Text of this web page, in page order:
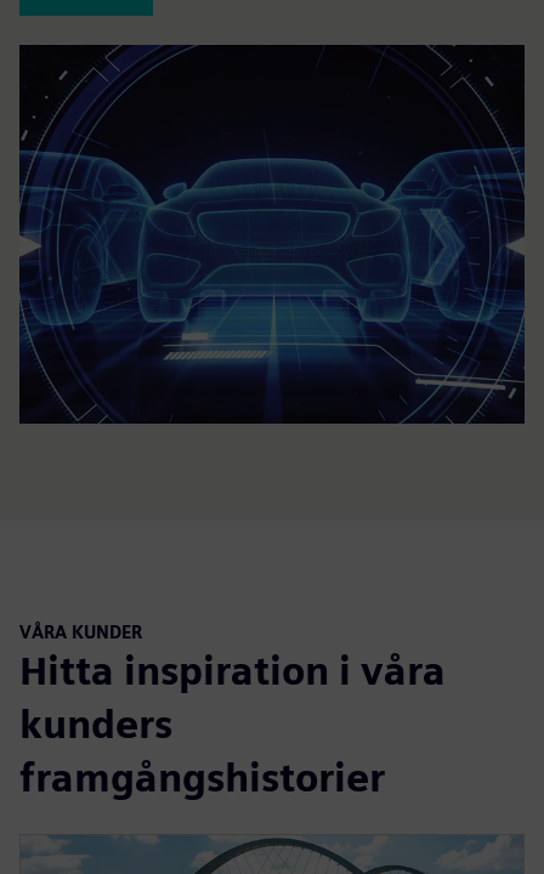
VÅRA KUNDER
Hitta inspiration i våra
kunders
framgångshistorier